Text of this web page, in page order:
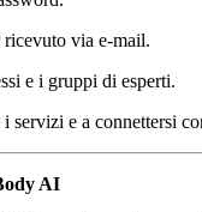
via e-mail.
e i gruppi di esperti.
servizi e a connettersi
AI